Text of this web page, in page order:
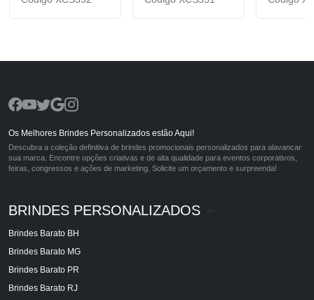
Os Melhores Brindes Personalizados estão Aqui!
Descubra a coleção definitiva de brindes promocionais personalizados para alavancar
sua marca. Encontre opções criativas e de alta qualidade para eventos corporativos,
feiras, congressos e ações de marketing. Solicite um orçamento e surpreenda!
BRINDES PERSONALIZADOS
Brindes Barato BH
Brindes Barato MG
Brindes Barato PR
Brindes Barato RJ